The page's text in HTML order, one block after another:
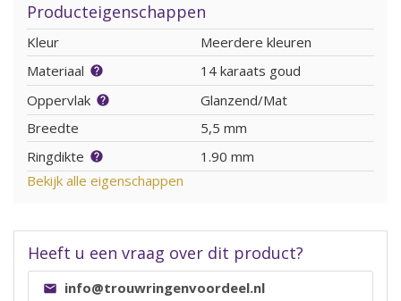
Producteigenschappen
Kleur
Meerdere kleuren
Materiaal
14 karaats goud
Oppervlak
Glanzend/Mat
Breedte
5,5 mm
Ringdikte
1.90 mm
Bekijk alle eigenschappen
Heeft u een vraag over dit product?
info@trouwringenvoordeel.nl